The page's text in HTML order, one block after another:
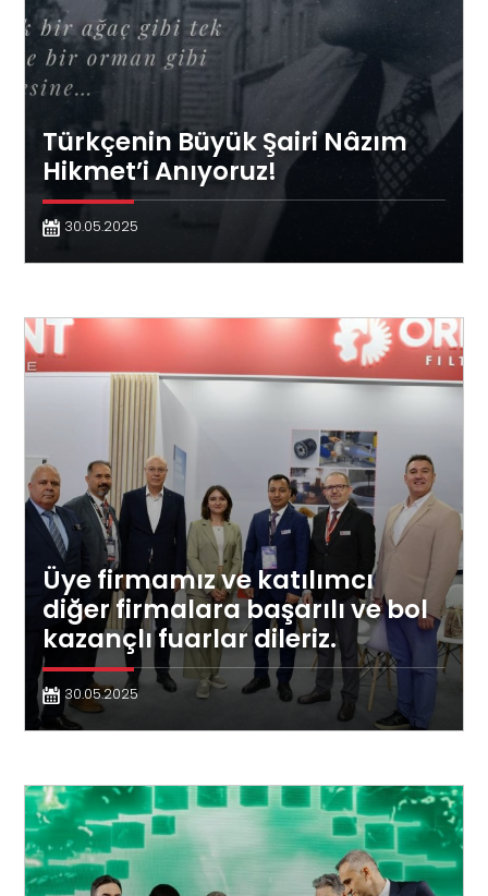
Türkçenin Büyük Şairi Nâzım
Hikmet’i Anıyoruz!
30.05.2025
Üye firmamız ve katılımcı
diğer firmalara başarılı ve bol
kazançlı fuarlar dileriz.
30.05.2025